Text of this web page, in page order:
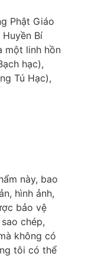
Phật Giáo
Bí
một linh hồn
hạc),
Tú Hạc),
này, bao
hình ảnh,
bảo vệ
chép,
không có
tôi có thể